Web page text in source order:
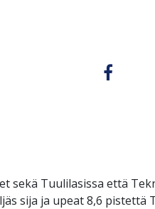
sekä Tuulilasissa että
sija ja upeat 8,6 pistettä